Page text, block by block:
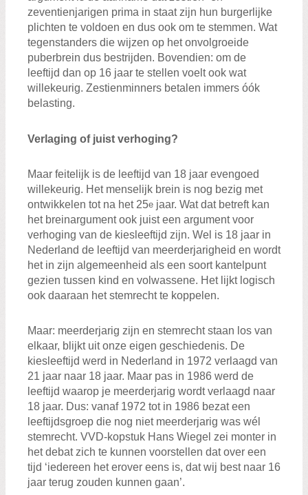
zeventienjarigen prima in staat zijn hun burgerlijke
plichten te voldoen en dus ook om te stemmen. Wat
tegenstanders die wijzen op het onvolgroeide
puberbrein dus bestrijden. Bovendien: om de
leeftijd dan op 16 jaar te stellen voelt ook wat
willekeurig. Zestienminners betalen immers óók
belasting.
Verlaging of juist verhoging?
Maar feitelijk is de leeftijd van 18 jaar evengoed
willekeurig. Het menselijk brein is nog bezig met
ontwikkelen tot na het 25e jaar. Wat dat betreft kan
het breinargument ook juist een argument voor
verhoging van de kiesleeftijd zijn. Wel is 18 jaar in
Nederland de leeftijd van meerderjarigheid en wordt
het in zijn algemeenheid als een soort kantelpunt
gezien tussen kind en volwassene. Het lijkt logisch
ook daaraan het stemrecht te koppelen.
Maar: meerderjarig zijn en stemrecht staan los van
elkaar, blijkt uit onze eigen geschiedenis. De
kiesleeftijd werd in Nederland in 1972 verlaagd van
21 jaar naar 18 jaar. Maar pas in 1986 werd de
leeftijd waarop je meerderjarig wordt verlaagd naar
18 jaar. Dus: vanaf 1972 tot in 1986 bezat een
leeftijdsgroep die nog niet meerderjarig was wél
stemrecht. VVD-kopstuk Hans Wiegel zei monter in
het debat zich te kunnen voorstellen dat over een
tijd ‘iedereen het erover eens is, dat wij best naar 16
jaar terug zouden kunnen gaan’.